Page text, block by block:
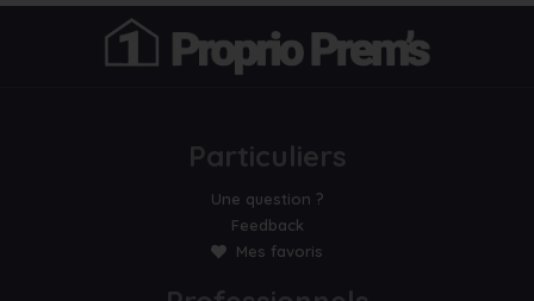
Particuliers
Une question ?
Feedback
Mes favoris